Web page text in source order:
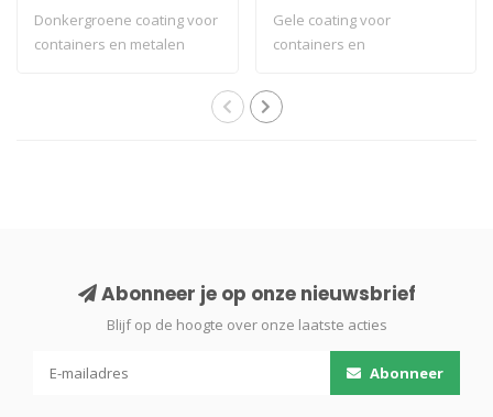
Donkergroene coating voor
containers en metalen
Gele coating voor
containers en
profes..
Abonneer je op onze nieuwsbrief
Blijf op de hoogte over onze laatste acties
Abonneer